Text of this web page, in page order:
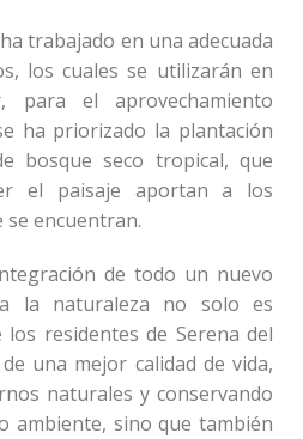
trabajado en una adecuada
los cuales se utilizarán en
para el aprovechamiento
ha priorizado la plantación
bosque seco tropical, que
el paisaje aportan a los
se encuentran.
de todo un nuevo
la naturaleza no solo es
residentes de Serena del
una mejor calidad de vida,
naturales y conservando
ambiente, sino que también